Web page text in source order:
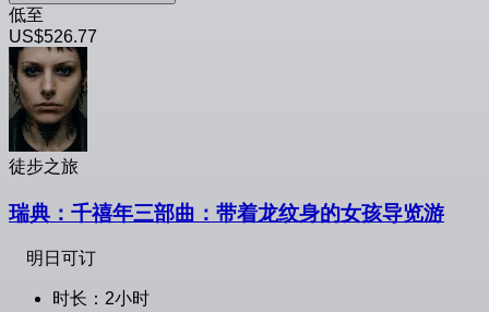
低至
US$526.77
徒步之旅
瑞典：千禧年三部曲：带着龙纹身的女孩导览游
明日可订
时长：2小时